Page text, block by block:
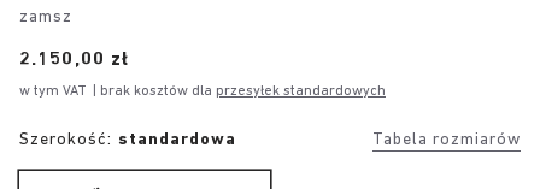
zamsz
Price:
2.150,00 zł
w tym VAT | brak kosztów dla przesyłek standardowych
Szerokość: standardowa Tabela rozmiarów